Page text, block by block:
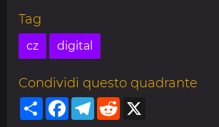
Tag
cz digital
Condividi questo quadrante
ShareFacebookTelegram
Reddit